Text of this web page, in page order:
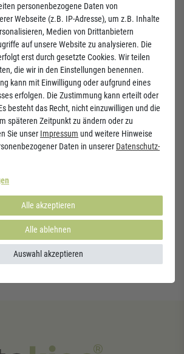
€ / kg
In den Warenkorb
und Rückversand
Ähnliche Produkte
personenbezogene Daten von
Webseite (z.B. IP-Adresse), um z.B. Inhalte
Medien von Drittanbietern
auf unsere Website zu analysieren. Die
erst durch gesetzte Cookies. Wir teilen
die wir in den Einstellungen benennen.
kann mit Einwilligung oder aufgrund eines
erfolgen. Die Zustimmung kann erteilt oder
besteht das Recht, nicht einzuwilligen und die
späteren Zeitpunkt zu ändern oder zu
Sie unser Impressum und weitere Hinweise
Daten in unserer Daten­schutz­
Alle akzeptieren
Alle ablehnen
Auswahl akzeptieren